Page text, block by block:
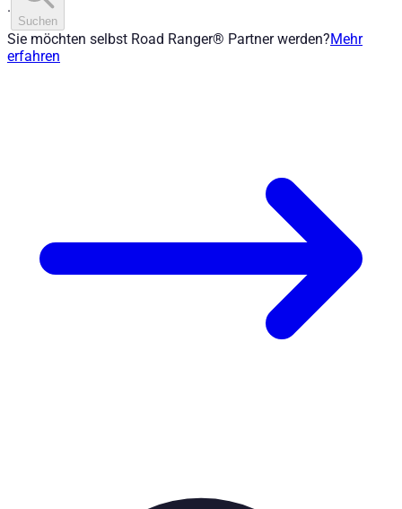
.
Suchen
Sie möchten selbst Road Ranger® Partner werden?Mehr
erfahren